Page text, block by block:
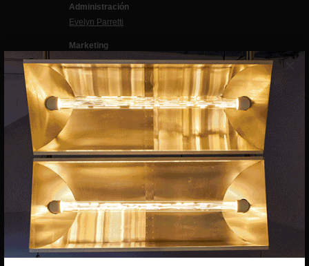
×
Administración
Evelyn Parretti
Marketing
Francesca Grismondi
Programación y diseño web
Giovanni Costante
Marcello Moi
EXIBART SPAIN, S.L.U.
AVINGUDA ROMA, 12